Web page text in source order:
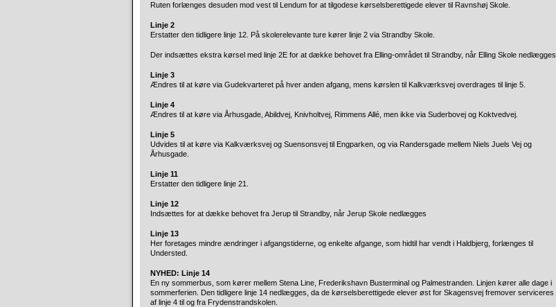
Ruten forlænges desuden mod vest til Lendum for at tilgodese kørselsberettigede elever til Ravnshøj Skole.
Linje 2
Erstatter den tidligere linje 12. På skolerelevante ture kører linje 2 via Strandby Skole.
Der indsættes ekstra kørsel med linje 2E for at dække behovet fra Elling-området til Strandby, når Elling Skole nedlægges.
Linje 3
Ændres til at køre via Gudekvarteret på hver anden afgang, mens kørslen til Kalkværksvej overdrages til linje 5.
Linje 4
Ændres til at køre via Århusgade, Abildvej, Knivholtvej, Rimmens Allé, men ikke via Suderbovej og Koktvedvej.
Linje 5
Udvides til at køre via Kalkværksvej og Suensonsvej til Engparken, og via Randersgade mellem Niels Juels Vej og
Århusgade.
Linje 11
Erstatter den tidligere linje 21.
Linje 12
Indsættes for at dække behovet fra Jerup til Strandby, når Jerup Skole nedlægges
Linje 13
Her foretages mindre ændringer i afgangstiderne, og enkelte afgange, som hidtil har vendt i Haldbjerg, forlænges til
Understed.
NYHED: Linje 14
En ny sommerbus, som kører mellem Stena Line, Frederikshavn Busterminal og Palmestranden. Linjen kører alle dage i
sommerferien. Den tidligere linje 14 nedlægges, da de kørselsberettigede elever øst for Skagensvej fremover serviceres
af linje 4 til og fra Frydenstrandskolen.